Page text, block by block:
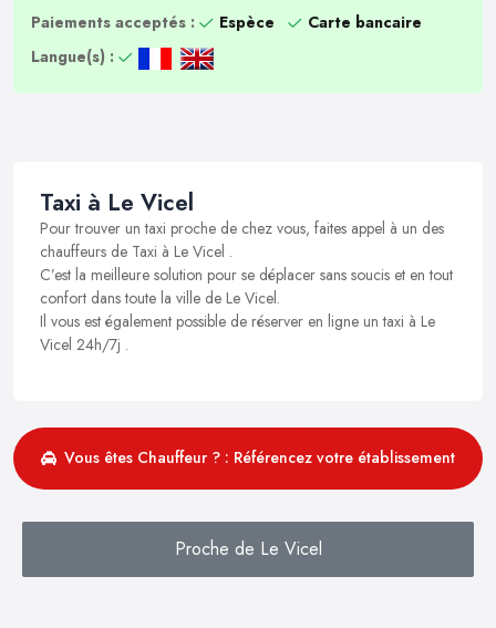
Paiements acceptés :
Espèce
Carte bancaire
Langue(s) :
Taxi à Le Vicel
Pour trouver un taxi proche de chez vous, faites appel à un des
chauffeurs de Taxi à Le Vicel .
C’est la meilleure solution pour se déplacer sans soucis et en tout
confort dans toute la ville de Le Vicel.
Il vous est également possible de réserver en ligne un taxi à Le
Vicel 24h/7j .
Vous êtes Chauffeur ? : Référencez votre établissement
Proche de Le Vicel